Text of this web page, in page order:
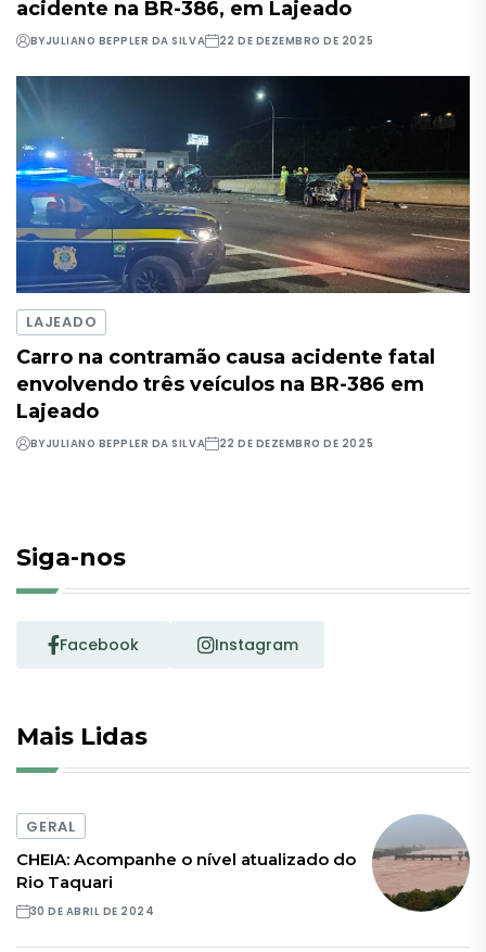
acidente na BR-386, em Lajeado
BYJULIANO BEPPLER DA SILVA 22 DE DEZEMBRO DE 2025
LAJEADO
Carro na contramão causa acidente fatal
envolvendo três veículos na BR-386 em
Lajeado
BYJULIANO BEPPLER DA SILVA 22 DE DEZEMBRO DE 2025
Siga-nos
Facebook Instagram
Mais Lidas
GERAL
CHEIA: Acompanhe o nível atualizado do
Rio Taquari
30 DE ABRIL DE 2024